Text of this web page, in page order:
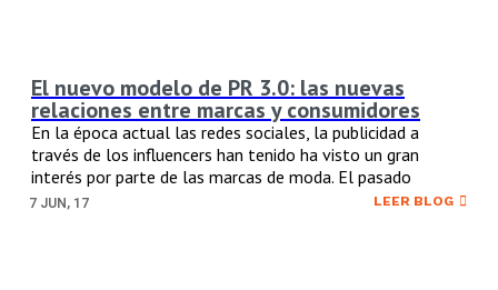
El nuevo modelo de PR 3.0: las nuevas
relaciones entre marcas y consumidores
7 JUN, 17
En la época actual las redes sociales, la publicidad a
través de los influencers han tenido ha visto un gran
interés por parte de las marcas de moda. El pasado
LEER BLOG